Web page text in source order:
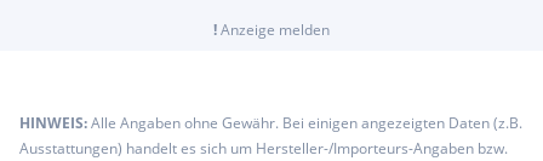
!Anzeige melden
HINWEIS:Alle Angaben ohne Gewähr. Bei einigen angezeigten Daten (z.B.
Ausstattungen) handelt es sich um Hersteller-/Importeurs-Angaben bzw.